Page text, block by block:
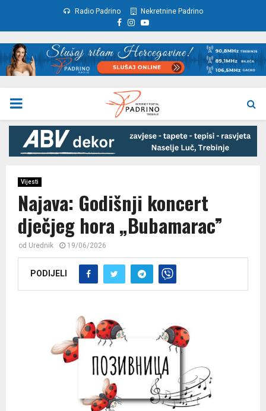
Radio Padrino Nekretnine Padrino
Facebook
Instagram
Youtube
PRIMARY
MENU
Vijesti
Najava: Godišnji koncert
dječjeg hora „Bubamarac”
od Urednik 19/06/2026
PODIJELI